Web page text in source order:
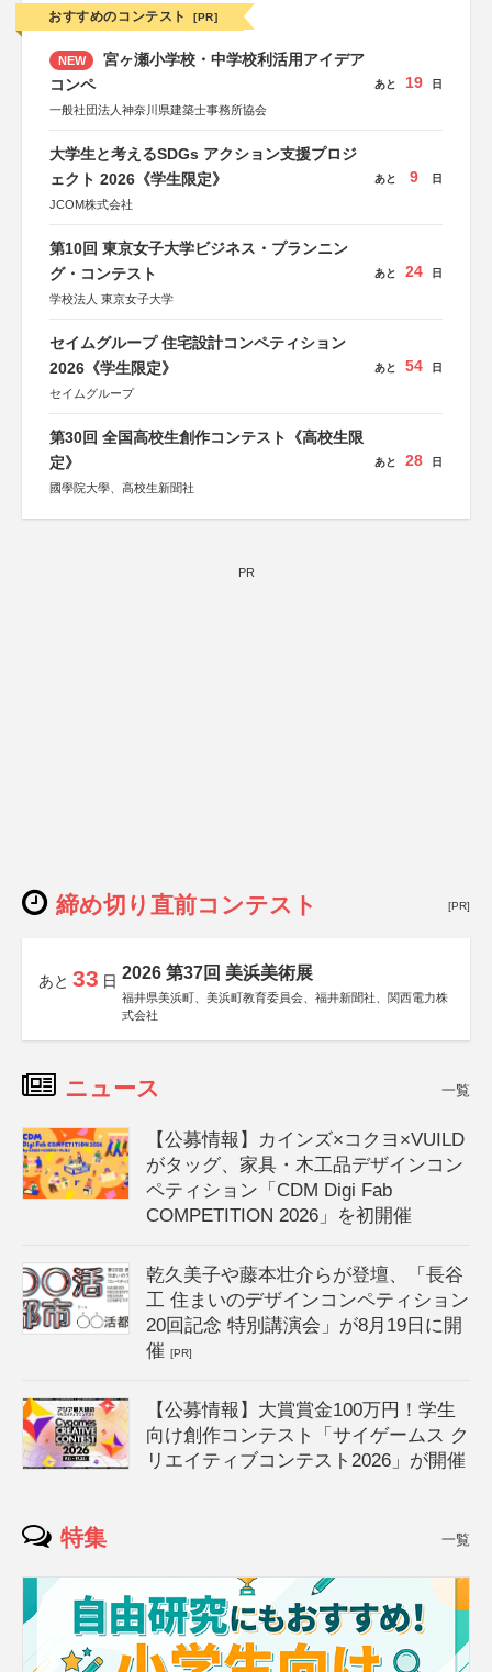
おすすめのコンテスト [PR]
NEW
宮ヶ瀬小学校・中学校利活用アイデア
コンペ
一般社団法人神奈川県建築士事務所協会
あと 19 日
大学生と考えるSDGs アクション支援プロジ
ェクト 2026《学生限定》
JCOM株式会社
あと 9 日
第10回 東京女子大学ビジネス・プランニン
グ・コンテスト
学校法人 東京女子大学
あと 24 日
セイムグループ 住宅設計コンペティション
2026《学生限定》
セイムグループ
あと 54 日
第30回 全国高校生創作コンテスト《高校生限
定》
國學院大學、高校生新聞社
あと 28 日
PR
締め切り直前コンテスト [PR]
あと 33 日 2026 第37回 美浜美術展
福井県美浜町、美浜町教育委員会、福井新聞社、関西電力株
式会社
ニュース 一覧
【公募情報】カインズ×コクヨ×VUILD
がタッグ、家具・木工品デザインコン
ペティション「CDM Digi Fab
COMPETITION 2026」を初開催
乾久美子や藤本壮介らが登壇、「長谷
工 住まいのデザインコンペティション
20回記念 特別講演会」が8月19日に開
催[PR]
【公募情報】大賞賞金100万円！学生
向け創作コンテスト「サイゲームス ク
リエイティブコンテスト2026」が開催
特集 一覧